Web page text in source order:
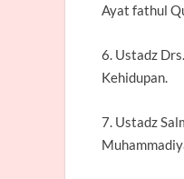
Ayat fathul
6. Ustadz
Kehidupan.
7. Ustadz